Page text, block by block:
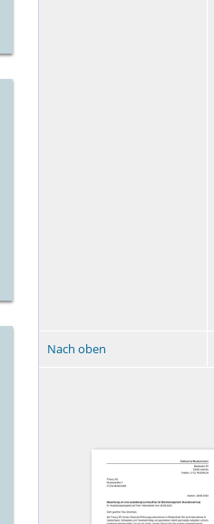
Nach oben